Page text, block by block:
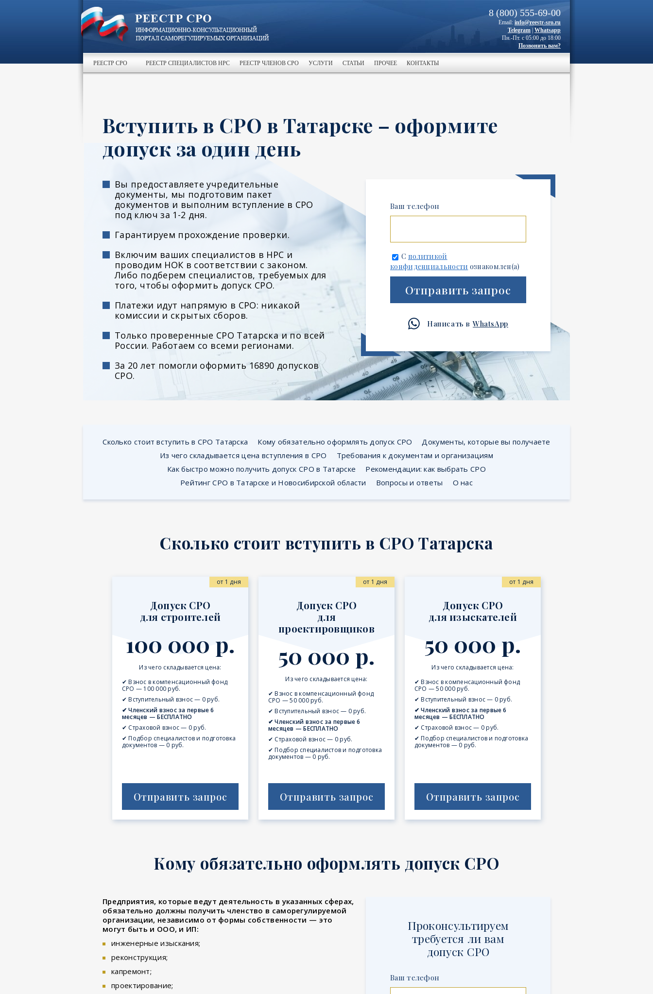
8 (800) 555-69-00
Email: info@reestr-sro.ru
Telegram Whatsapp
Пн.-Пт. с 05:00 до 18:00
Позвонить вам?
РЕЕСТР СРО РЕЕСТР СПЕЦИАЛИСТОВ НРС РЕЕСТР ЧЛЕНОВ СРО УСЛУГИ СТАТЬИ ПРОЧЕЕ КОНТАКТЫ
Вступить в СРО в Татарске – оформите
допуск за один день
Вы предоставляете учредительные
документы, мы подготовим пакет
документов и выполним вступление в СРО
под ключ за 1-2 дня.
Гарантируем прохождение проверки.
Включим ваших специалистов в НРС и
проводим НОК в соответствии с законом.
Либо подберем специалистов, требуемых для
того, чтобы оформить допуск СРО.
Платежи идут напрямую в СРО: никакой
комиссии и скрытых сборов.
Только проверенные СРО Татарска и по всей
России. Работаем со всеми регионами.
За 20 лет помогли оформить 16890 допусков
СРО.
Ваш телефон
С политикой
конфиденциальности ознакомлен(а)
Отправить запрос
Написать в WhatsApp
Сколько стоит вступить в СРО Татарска Кому обязательно оформлять допуск СРО
Документы, которые вы получаете
Из чего складывается цена вступления в СРО
Требования к документам и организациям
Как быстро можно получить допуск СРО в Татарске
Рекомендации: как выбрать СРО
Рейтинг СРО в Татарске и Новосибирской области
Вопросы и ответы О нас
Сколько стоит вступить в СРО Татарска
от 1 дня
Допуск СРО
для строителей
100 000 р.
Из чего складывается цена:
✔ Взнос в компенсационный фонд
СРО — 100 000 руб.
✔ Вступительный взнос — 0 руб.
✔ Членский взнос за первые 6
месяцев — БЕСПЛАТНО
✔ Страховой взнос — 0 руб.
✔ Подбор специалистов и подготовка
документов — 0 руб.
Отправить запрос
от 1 дня
Допуск СРО
для
проектировщиков
50 000 р.
Из чего складывается цена:
✔ Взнос в компенсационный фонд
СРО — 50 000 руб.
✔ Вступительный взнос — 0 руб.
✔ Членский взнос за первые 6
месяцев — БЕСПЛАТНО
✔ Страховой взнос — 0 руб.
✔ Подбор специалистов и подготовка
документов — 0 руб.
Отправить запрос
от 1 дня
Допуск СРО
для изыскателей
50 000 р.
Из чего складывается цена:
✔ Взнос в компенсационный фонд
СРО — 50 000 руб.
✔ Вступительный взнос — 0 руб.
✔ Членский взнос за первые 6
месяцев — БЕСПЛАТНО
✔ Страховой взнос — 0 руб.
✔ Подбор специалистов и подготовка
документов — 0 руб.
Отправить запрос
Кому обязательно оформлять допуск СРО
Предприятия, которые ведут деятельность в указанных сферах,
обязательно должны получить членство в саморегулируемой
организации, независимо от формы собственности — это
могут быть и ООО, и ИП:
инженерные изыскания;
реконструкция;
капремонт;
проектирование;
Проконсультируем
требуется ли вам
допуск СРО
Ваш телефон